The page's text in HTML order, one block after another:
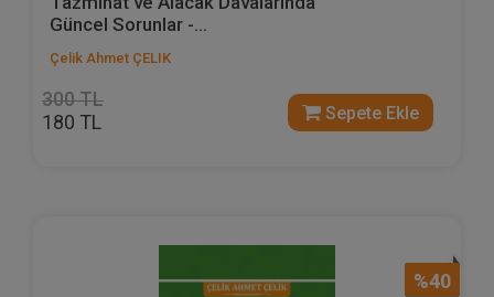
Güncel Sorunlar -...
Çelik Ahmet ÇELIK
300 TL
180 TL Sepete Ekle
%40